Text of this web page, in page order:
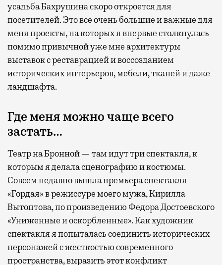
усадьба Бахрушина скоро откроется для
посетителей. Это все очень большие и важные для
меня проекты, на которых я впервые столкнулась
помимо привычной уже мне архитектуры
выставок с реставрацией и воссозданием
исторических интерьеров, мебели, тканей и даже
ландшафта.
Где меня можно чаще всего
застать…
Театр на Бронной — там идут три спектакля, к
которым я делала сценографию и костюмы.
Совсем недавно вышла премьера спектакля
«Гордая» в режиссуре моего мужа, Кирилла
Вытоптова, по произведению Федора Достоевского
«Униженные и оскорбленные». Как художник
спектакля я попыталась соединить исторических
персонажей с жесткостью современного
пространства, выразить этот конфликт